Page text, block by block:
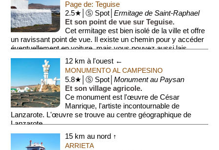
Page de: Teguise
2.5★│Ⓢ Spot│Ermitage de Saint-Raphael
Et son point de vue sur Teguise.
Cet ermitage est bien isolé de la ville et offre
un ravissant point de vue. Il existe un chemin pour y accéder
éventuellement en voiture, mais vous pouvez aussi lais...
12 km à l'ouest ←
MONUMENTO AL CAMPESINO
5.8★│Ⓢ Spot│Monument au Paysan
Et son village agricole.
Ce monument est l'œuvre de César
Manrique, l'artiste incontournable de
Lanzarote. L'œuvre se trouve au centre géographique de
Lanzarote.
La sculpture est un assemblag...
15 km au nord ↑
ARRIETA